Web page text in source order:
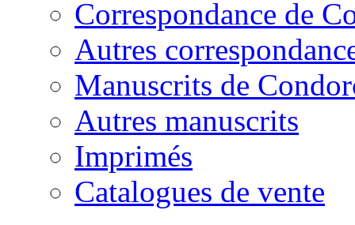
Correspondance de
Autres
Manuscrits de
Autres manuscrits
Imprimés
Catalogues de vente